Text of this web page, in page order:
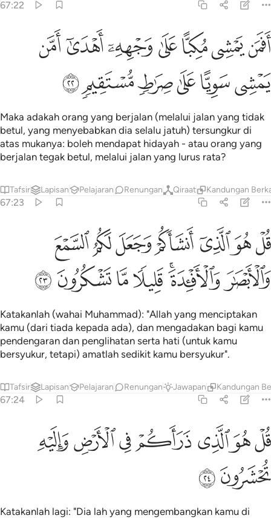
67:22
افمن يمشي مكبا على وجهه اهدى امن يمشي سويا على صراط مستقيم
أَفَمَن يَمْشِى مُكِبًّا عَلَىٰ وَجْهِهِۦٓ أَهْدَىٰٓ أَمَّن يَمْشِى سَوِيًّا عَلَىٰ صِرَٰطٍۢ
ﲸﲹﲺﲻﲼﲽﲾ
ﲿﳀﳁﳂﳃﳄ
Maka adakah orang yang berjalan (melalui jalan yang tidak
betul, yang menyebabkan dia selalu jatuh) tersungkur di
atas mukanya: boleh mendapat hidayah - atau orang yang
berjalan tegak betul, melalui jalan yang lurus rata?
Tafsir Lapisan Pelajaran Renungan Qiraat Kandungan
67:23
قل هو الذي انشاكم وجعل لكم السمع والابصار والافيدة قليلا ما تشكرون
قُلْ هُوَ ٱلَّذِىٓ أَنشَأَكُمْ وَجَعَلَ لَكُمُ ٱلسَّمْعَ وَٱلْأَبْصَـٰرَ وَٱلْأَفْـِٔدَةَ ۖ قَلِيلًۭا
ﳅﳆﳇﳈﳉﳊﳋ
ﳌﳍﳎﳏﳐﳑﳒ
Katakanlah (wahai Muhammad): "Allah yang menciptakan
kamu (dari tiada kepada ada), dan mengadakan bagi kamu
pendengaran dan penglihatan serta hati (untuk kamu
bersyukur, tetapi) amatlah sedikit kamu bersyukur".
Tafsir Lapisan Pelajaran Renungan Jawapan Kandungan
67:24
قل هو الذي ذراكم في الارض واليه تحشرون ٢٤
قُلْ هُوَ ٱلَّذِى ذَرَأَكُمْ فِى ٱلْأَرْضِ وَإِلَيْهِ تُحْشَرُونَ ٢٤
ﳓﳔﳕﳖﳗﳘﳙ
ﳚﳛ
Katakanlah lagi: "Dia lah yang mengembangkan kamu di